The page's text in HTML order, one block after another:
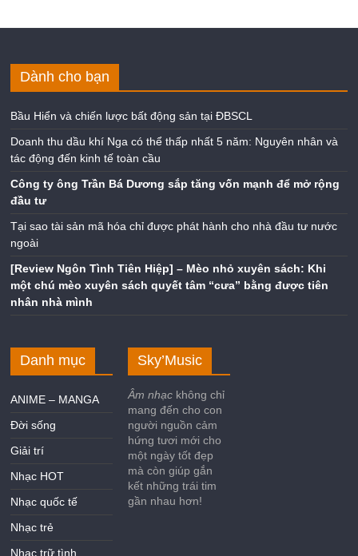
Dành cho bạn
Bầu Hiển và chiến lược bất động sản tại ĐBSCL
Doanh thu dầu khí Nga có thể thấp nhất 5 năm: Nguyên nhân và
tác động đến kinh tế toàn cầu
Công ty ông Trần Bá Dương sắp tăng vốn mạnh để mở rộng
đầu tư
Tại sao tài sản mã hóa chỉ được phát hành cho nhà đầu tư nước
ngoài
[Review Ngôn Tình Tiên Hiệp] – Mèo nhỏ xuyên sách: Khi
một chú mèo xuyên sách quyết tâm “cưa” bằng được tiên
nhân nhà mình
Danh mục
ANIME – MANGA
Đời sống
Giải trí
Nhạc HOT
Nhạc quốc tế
Nhạc trẻ
Nhạc trữ tình
Sky’Music
Âm nhạc không chỉ
mang đến cho con
người nguồn cảm
hứng tươi mới cho
một ngày tốt đẹp
mà còn giúp gắn
kết những trái tim
gần nhau hơn!